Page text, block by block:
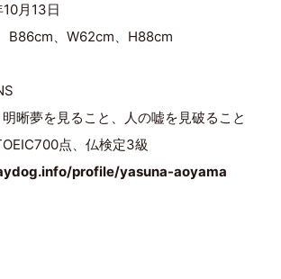
月13日
B86cm、W62cm、H88cm
晰夢を見ること、人の嘘を見破ること
点、仏検定3級
profile/yasuna-aoyama